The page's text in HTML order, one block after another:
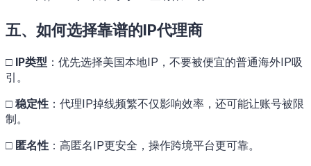
五、如何选择靠谱的IP代理商
□ IP类型 ：优先选择美国本地IP，不要被便宜的普通海外IP吸
引。
□ 稳定性 ：代理IP掉线频繁不仅影响效率，还可能让账号被限
制。
□ 匿名性 ：高匿名IP更安全，操作跨境平台更可靠。